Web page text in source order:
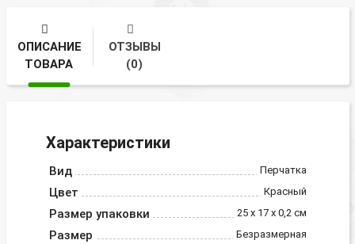
ОПИСАНИЕ
ТОВАРА
ОТЗЫВЫ
(0)
Характеристики
Вид Перчатка
Цвет Красный
Размер упаковки 25 х 17 х 0,2 см
Размер Безразмерная